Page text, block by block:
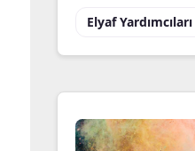
Elyaf Yardımcıları